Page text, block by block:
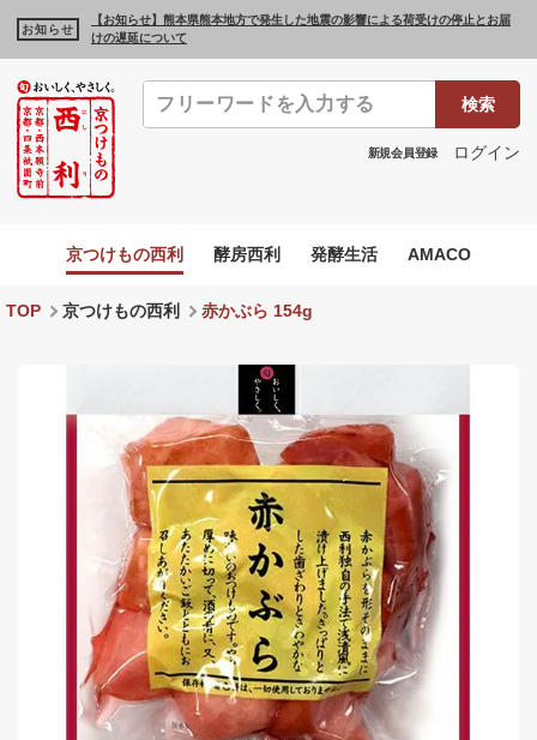
お知らせ
【お知らせ】熊本県熊本地方で発生した地震の影響による荷受けの停止とお届
けの遅延について
検索
新規会員登録 ログイン
京つけもの西利 酵房西利 発酵生活 AMACO
TOP 京つけもの西利 赤かぶら 154g